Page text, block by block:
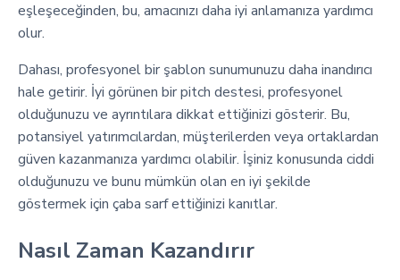
eşleşeceğinden, bu, amacınızı daha iyi anlamanıza yardımcı
olur.
Dahası, profesyonel bir şablon sunumunuzu daha inandırıcı
hale getirir. İyi görünen bir pitch destesi, profesyonel
olduğunuzu ve ayrıntılara dikkat ettiğinizi gösterir. Bu,
potansiyel yatırımcılardan, müşterilerden veya ortaklardan
güven kazanmanıza yardımcı olabilir. İşiniz konusunda ciddi
olduğunuzu ve bunu mümkün olan en iyi şekilde
göstermek için çaba sarf ettiğinizi kanıtlar.
Nasıl Zaman Kazandırır